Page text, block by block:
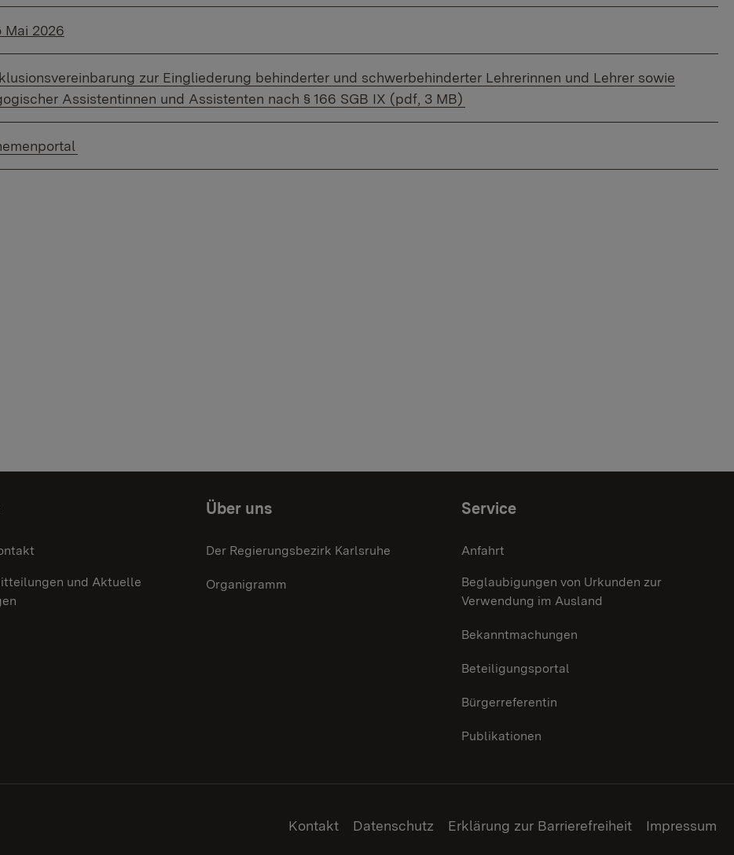
Mai 2026
auf Datei:
zur Eingliederung behinderter und schwerbehinderter Lehrerinnen und Lehrer sowie
Assistentinnen und Assistenten nach § 166 SGB IX (pdf, 3 MB)
und Aktuelle
Über uns
Der Regierungsbezirk Karlsruhe
Organigramm
Service
Anfahrt
Beglaubigungen von Urkunden zur
Verwendung im Ausland
Bekanntmachungen
Beteiligungsportal
Bürgerreferentin
Publikationen
Kontakt Datenschutz Erklärung zur Barrierefreiheit Impressum